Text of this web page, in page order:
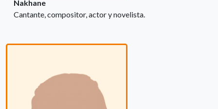
Nakhane
Cantante, compositor, actor y novelista.